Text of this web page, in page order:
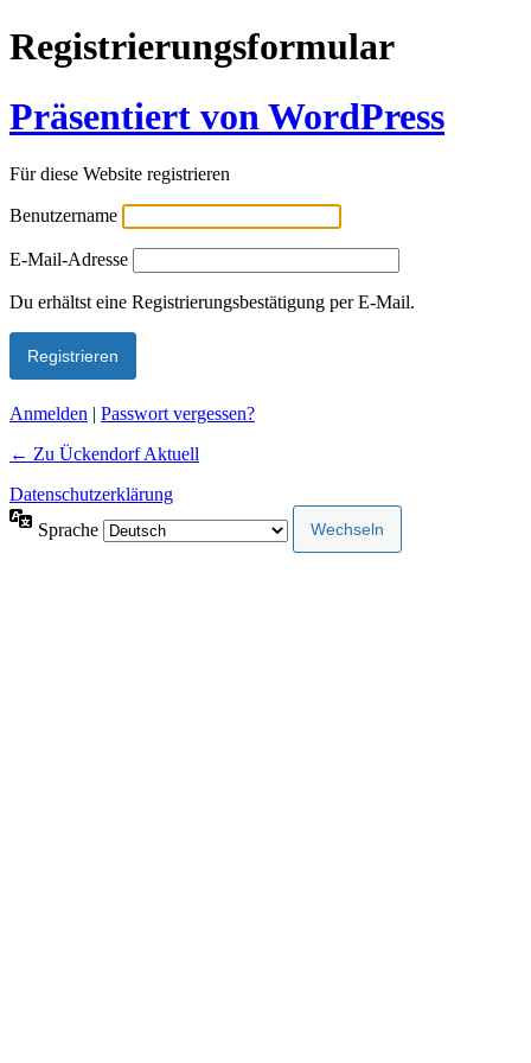
Registrierungsformular
Präsentiert von WordPress
Für diese Website registrieren
Benutzername
E-Mail-Adresse
Alternative:
Du erhältst eine Registrierungsbestätigung per E-Mail.
Anmelden | Passwort vergessen?
← Zu Ückendorf Aktuell
Datenschutzerklärung
Sprache